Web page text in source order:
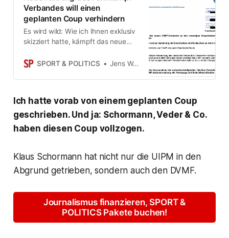
Verbandes will einen
geplanten Coup verhindern
Es wird wild: Wie ich Ihnen exklusiv
skizziert hatte, kämpft das neue
Umsturzversuch auf einem
Jan Veder – Günstling der
Schormann, Scharf, Kleidon –
unrechtmäßig für heute Abend
einberufen wurde. Die
Dokumente…
SPORT & POLITICS Jens Weinreich
Ich hatte vorab von einem geplanten Coup
geschrieben. Und ja: Schormann, Veder & Co.
haben diesen Coup vollzogen.
Klaus Schormann hat nicht nur die UIPM in den
Abgrund getrieben, sondern auch den DVMF.
Journalismus finanzieren, SPORT &
POLITICS Pakete buchen!